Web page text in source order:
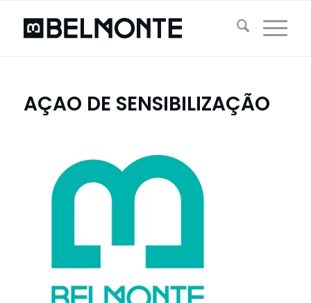
AÇAO DE SENSIBILIZAÇÃO